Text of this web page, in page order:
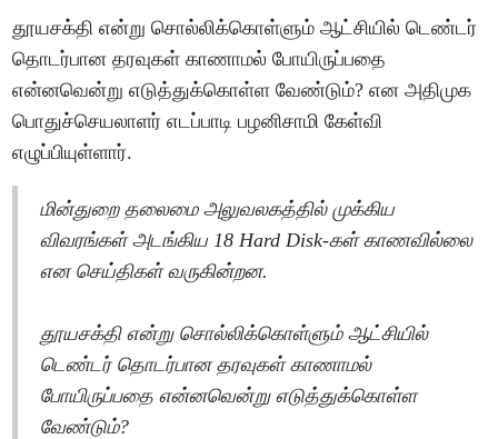
தூயசக்தி என்று சொல்லிக்கொள்ளும் ஆட்சியில் டெண்டர்
தொடர்பான தரவுகள் காணாமல் போயிருப்பதை
என்னவென்று எடுத்துக்கொள்ள வேண்டும்? என அதிமுக
பொதுச்செயலாளர் எடப்பாடி பழனிசாமி கேள்வி
எழுப்பியுள்ளார்.
மின்துறை தலைமை அலுவலகத்தில் முக்கிய
விவரங்கள் அடங்கிய 18 Hard Disk-கள் காணவில்லை
என செய்திகள் வருகின்றன.
தூயசக்தி என்று சொல்லிக்கொள்ளும் ஆட்சியில்
டெண்டர் தொடர்பான தரவுகள் காணாமல்
போயிருப்பதை என்னவென்று எடுத்துக்கொள்ள
வேண்டும்?